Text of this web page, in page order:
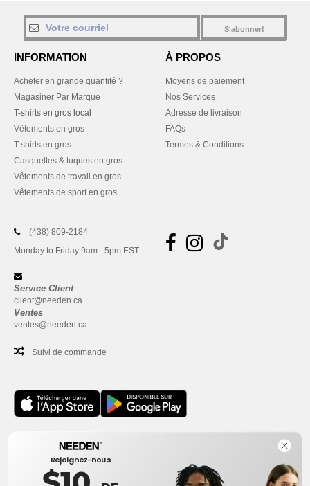
S'abonner!
INFORMATION
Acheter en grande quantité ?
Magasiner Par Marque
T-shirts en gros local
Vêtements en gros
T-shirts en gros
Casquettes & tuques en gros
Vêtements de travail en gros
Vêtements de sport en gros
À PROPOS
Moyens de paiement
Nos Services
Adresse de livraison
FAQs
Termes & Conditions
(438) 809-2184
Monday to Friday 9am - 5pm EST
Service Client
client@needen.ca
Ventes
ventes@needen.ca
Suivi de commande
Bureau
One Dundas Street West Suite 2500
Toronto, Ontario, M5G 1Z3
Rejoignez-nous